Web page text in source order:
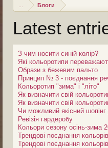
Блоги
Latest
З чим носити синій колір?
Які кольоротипи
Образи з бежевим пальто
Принцип № 3 - поєднання
Кольоротип "зима" і "літо"
Як визначити свій
Як визначити свій
Чи можливий якісний шопінг
Ревізія гардеробу
Кольори сезону осінь-зима
Трендові поєднання
Трендові поєднання